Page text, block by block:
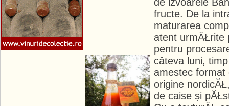
fructe. De la
maturarea
atent urmĂŁrite
pentru
câteva luni,
amestec format
origine
de caise și